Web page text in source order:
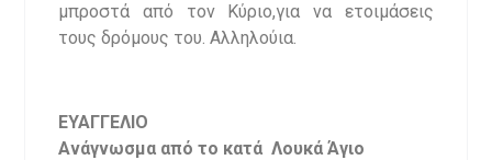
μπροστά από τον Κύριο,για να ετοιμάσεις
τους δρόμους του. Αλληλούια.
ΕΥΑΓΓΕΛΙΟ
Ανάγνωσμα από το κατά Λουκά Άγιο